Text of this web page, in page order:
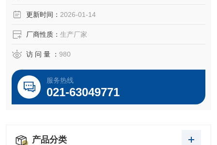
更新时间： 2026-01-14
厂商性质： 生产厂家
访 问 量 ： 980
服务热线
021-63049771
产品分类